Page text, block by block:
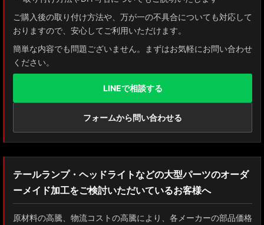
ご購入後の取り付け方法や、万が一の不具合についても対応して
おりますので、安心してご利用いただけます。
簡単な内容でも問題ございません。まずはお気軽にお問い合わせ
ください。
LINEで相談する
フォームから問い合わせる
テールランプ・ヘッドライトなどの大型パーツのオーダ
ーメイド加工をご検討いただいているお客様へ
原材料の高騰、物流コストの高騰により、各メーカーの部品価格